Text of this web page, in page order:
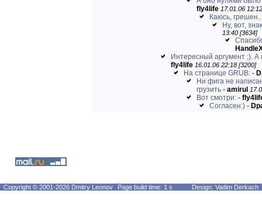
fly4life 17.01.06
Каюсь,
Ну, вот,
13:40 [3634]
Интересный аргумент ;). А
fly4life 16.01.06 22:18 [3200]
На странице GRUB: -
Ни фига не
грузить - amirul
Вот смотри: -
Согласен:) -
Copyright © 2001-2026 Dmitry Leonov Page build time: 1 s Design: Vadim Derkach